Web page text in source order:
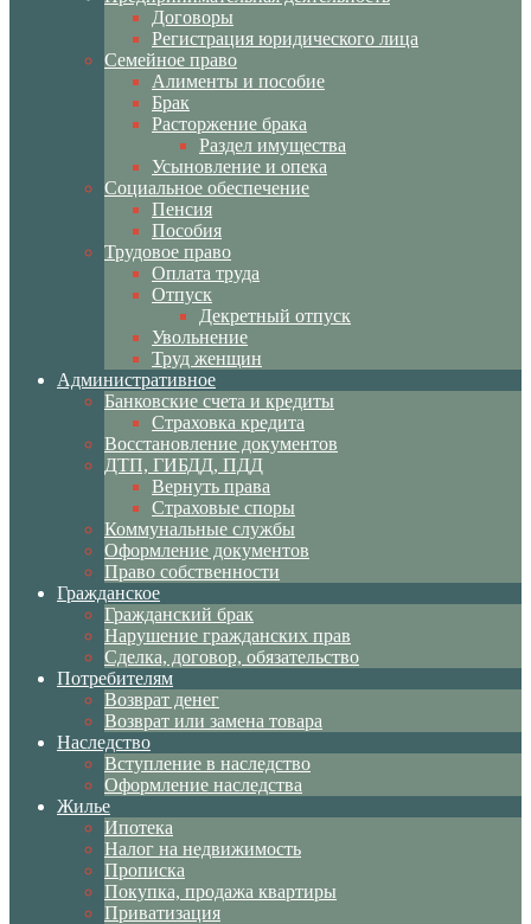
Договоры
Регистрация юридического лица
Семейное право
Алименты и пособие
Брак
Расторжение брака
Раздел имущества
Усыновление и опека
Социальное обеспечение
Пенсия
Пособия
Трудовое право
Оплата труда
Отпуск
Декретный отпуск
Увольнение
Труд женщин
Административное
Банковские счета и кредиты
Страховка кредита
Восстановление документов
ДТП, ГИБДД, ПДД
Вернуть права
Страховые споры
Коммунальные службы
Оформление документов
Право собственности
Гражданское
Гражданский брак
Нарушение гражданских прав
Сделка, договор, обязательство
Потребителям
Возврат денег
Возврат или замена товара
Наследство
Вступление в наследство
Оформление наследства
Жилье
Ипотека
Налог на недвижимость
Прописка
Покупка, продажа квартиры
Приватизация